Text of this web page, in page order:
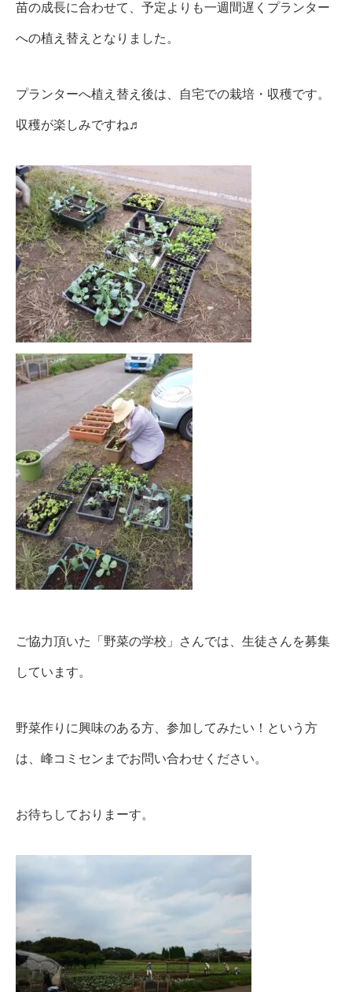
苗の成長に合わせて、予定よりも一週間遅くプランター
への植え替えとなりました。
プランターへ植え替え後は、自宅での栽培・収穫です。
収穫が楽しみですね♬
ご協力頂いた「野菜の学校」さんでは、生徒さんを募集
しています。
野菜作りに興味のある方、参加してみたい！という方
は、峰コミセンまでお問い合わせください。
お待ちしておりまーす。